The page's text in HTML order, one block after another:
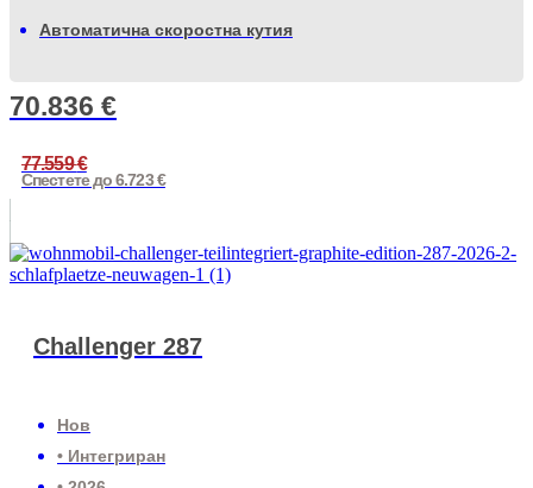
Автоматична скоростна кутия
70.836 €
77.559€
Спестете до 6.723 €
Challenger 287
Нов
• Интегриран